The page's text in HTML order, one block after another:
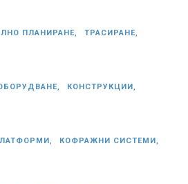
ПЛАНИРАНЕ, ТРАСИРАНЕ,
КОНСТРУКЦИИ,
КОФРАЖНИ СИСТЕМИ,